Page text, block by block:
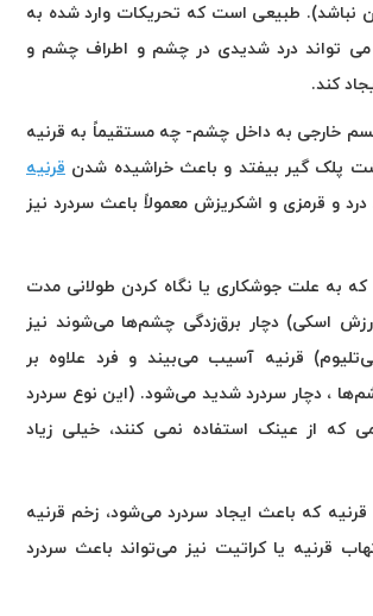
نباشد). طبیعی است که تحریکات وارد شده به
تواند درد شدیدی در چشم و اطراف چشم و
کند.
خارجی به داخل چشم- چه مستقیماً به قرنیه
پلک گیر بیفتد و باعث خراشیده شدن قرنیه
درد و قرمزی و اشکریزش معمولاً باعث سردرد نیز
که به علت جوشکاری یا نگاه کردن طولانی مدت
اسکی) دچار برق‌زدگی چشم‌ها می‌شوند نیز
قرنیه آسیب می‌بیند و فرد علاوه بر
، دچار سردرد شدید می‌شود. (این نوع سردرد
که از عینک استفاده نمی کنند، خیلی زیاد
قرنیه که باعث ایجاد سردرد می‌شود، زخم قرنیه
قرنیه یا کراتیت نیز می‌تواند باعث سردرد